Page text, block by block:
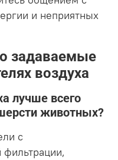
и неприятных
задаваемые
воздуха
лучше всего
животных?
с
фильтрации,